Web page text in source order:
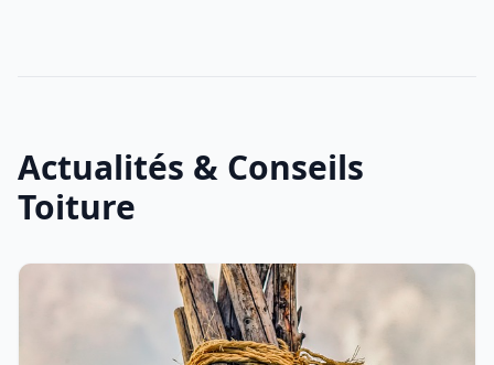
Actualités & Conseils
Toiture